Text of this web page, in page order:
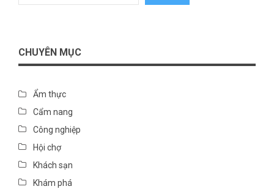
CHUYÊN MỤC
Ẩm thực
Cẩm nang
Công nghiệp
Hội chợ
Khách sạn
Khám phá